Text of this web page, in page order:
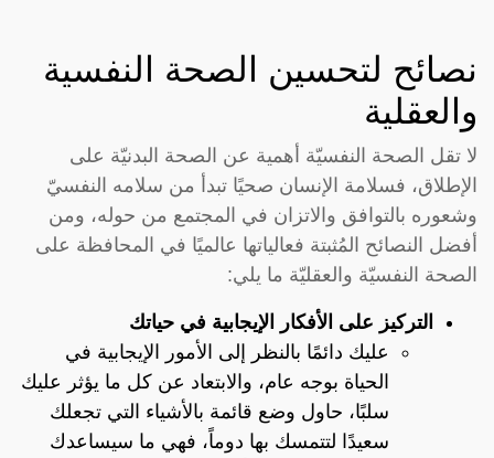
نصائح لتحسين الصحة النفسية
والعقلية
لا تقل الصحة النفسيّة أهمية عن الصحة البدنيّة على
الإطلاق، فسلامة الإنسان صحيًا تبدأ من سلامه النفسيّ
وشعوره بالتوافق والاتزان في المجتمع من حوله، ومن
أفضل النصائح المُثبتة فعالياتها عالميًا في المحافظة على
الصحة النفسيّة والعقليّة ما يلي:
التركيز على الأفكار الإيجابية في حياتك
عليك دائمًا بالنظر إلى الأمور الإيجابية في
الحياة بوجه عام، والابتعاد عن كل ما يؤثر عليك
سلبًا، حاول وضع قائمة بالأشياء التي تجعلك
سعيدًا لتتمسك بها دوماً، فهي ما سيساعدك